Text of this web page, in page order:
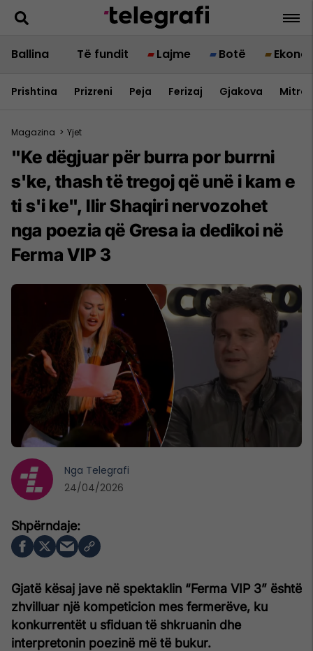
Ballina Të fundit Lajme Botë
Prishtina Prizreni Peja Ferizaj Gjakova
Magazina > Yjet
"Ke dëgjuar për burra por burrni
s'ke, thash të tregoj që unë i kam e
ti s'i ke", Ilir Shaqiri nervozohet
nga poezia që Gresa ia dedikoi në
Ferma VIP 3
Gjatë kësaj jave në spektaklin “Ferma VIP 3” është
zhvilluar një kompeticion mes fermerëve, ku
konkurrentët u sfiduan të shkruanin dhe
interpretonin poezinë më të bukur.
Nga Telegrafi
24/04/2026